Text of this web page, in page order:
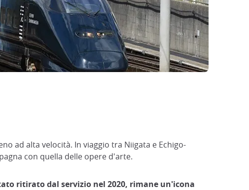
ad alta velocità. In viaggio tra Niigata e Echigo-
con quella delle opere d'arte.
ritirato dal servizio nel 2020, rimane un'icona